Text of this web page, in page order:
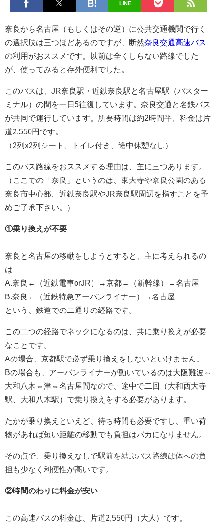
LINE
奈良から名古屋（もしくはその逆）に公共交通機関で行く
の選択肢は三つほどあるのですが、断然奈良交通高速バス
の利用がおススメです。以前は全くしらない路線でした
が、使ってみると存外便利でした。
このバスは、JR奈良駅・近鉄奈良駅と名古屋駅（バスター
ミナル）の間を一日5往復しています。奈良交通と名鉄バス
が共同で運行しています。所要時間は約2時間半、料金は片
道2,550円です。
（2列x2列シート、トイレ付き、途中休憩なし）
このバス路線をおススメする理由は、主に三つあります。
（ここでの「奈良」というのは、東大寺や奈良公園のある
奈良市中心部、近鉄奈良駅やJR奈良駅周辺を指すことを予
めご了承下さい。）
①乗り換えが不要
奈良と名古屋の移動をしようとすると、主に考えられるの
は
A.奈良←（近鉄電車orJR）→京都←（新幹線）→名古屋
B.奈良←（近鉄特急アーバンライナー）→名古屋
という、鉄道での二通りの経路です。
この二つの経路でネックになるのは、共に乗り換えが必要
なことです。
Aの場合、京都駅で必ず乗り換えをしないといけません。
Bの場合も、アーバンライナーが動いているのは大阪難波⇔
大和八木⇔津⇔名古屋間なので、途中で二回（大和西大寺
駅、大和八木駅）で乗り換えをする必要があります。
たかが乗り換えといえど、待ち時間も必要ですし、重い荷
物があれば短い距離の移動でも負担はバカになりません。
その点で、乗り換えなしで駅前を結ぶバス路線は体への負
担も少なく利便性が高いです。
②時間のわりに料金が安い
この高速バスの料金は、片道2,550円（大人）です。